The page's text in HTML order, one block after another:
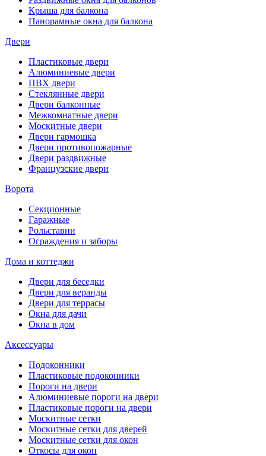
Крыша для балкона
Панорамные окна для балкона
Двери
Пластиковые двери
Алюминиевые двери
ПВХ двери
Стеклянные двери
Двери балконные
Межкомнатные двери
Москитные двери
Двери гармошка
Двери противопожарные
Двери раздвижные
Французские двери
Ворота
Секционные
Гаражные
Рольставни
Ограждения и заборы
Дома и коттеджи
Двери для беседки
Двери для веранды
Двери для террасы
Окна для дачи
Окна в дом
Аксессуары
Подоконники
Пластиковые подоконники
Пороги на двери
Алюминиевые пороги на двери
Пластиковые пороги на двери
Москитные сетки
Москитные сетки для дверей
Москитные сетки для окон
Откосы для окон